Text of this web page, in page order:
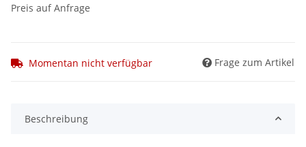
Preis auf Anfrage
Momentan nicht verfügbar Frage zum Artikel
Beschreibung